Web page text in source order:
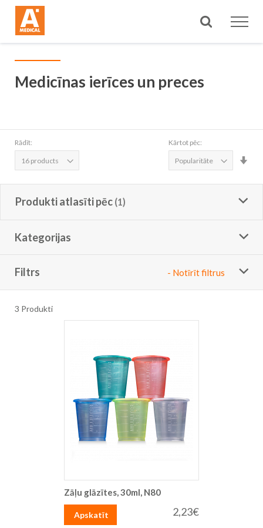
Meklēt
Medicīnas ierīces un preces
Rādīt: Kārtot pēc:
Produkti atlasīti pēc
Kategorijas
Filtrs - Notīrīt filtrus
3 Produkti
Zāļu glāzītes, 30ml, N80
2,23€
Apskatīt